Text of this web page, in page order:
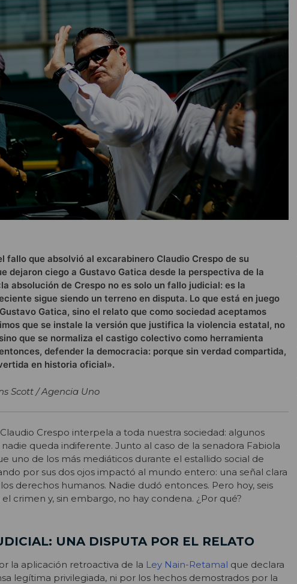
fallo que absolvió al excarabinero Claudio Crespo de su
dejaron ciego a Gustavo Gatica desde la perspectiva de la
absolución de Crespo no es solo un fallo judicial: es la
sigue siendo un terreno en disputa. Lo que está en juego
Gatica, sino el relato que como sociedad aceptamos
que se instale la versión que justifica la violencia estatal, no
que se normaliza el castigo colectivo como herramienta
defender la democracia: porque sin verdad compartida,
en historia oficial».
Scott / Agencia Uno
Crespo interpela a toda nuestra sociedad: algunos
queda indiferente. Junto al caso de la senadora Fabiola
uno de los más mediáticos durante el estallido social de
por sus dos ojos impactó al mundo entero: una señal clara
derechos humanos. Nadie dudó entonces. Pero hoy, seis
crimen y, sin embargo, no hay condena. ¿Por qué?
UNA DISPUTA POR EL RELATO
la aplicación retroactiva de la Ley Nain-Retamal que declara
legítima privilegiada, ni por los hechos demostrados por la